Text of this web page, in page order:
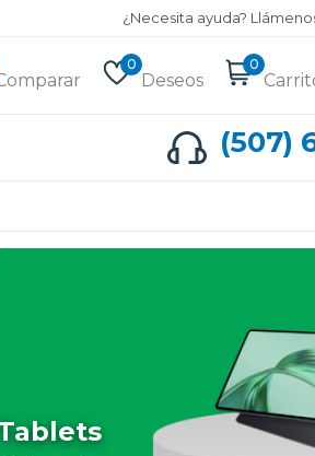
¿Necesita ayuda?
0
Deseos
0
(507)